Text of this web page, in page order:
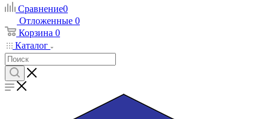
Сравнение0
Отложенные 0
Корзина 0
Каталог